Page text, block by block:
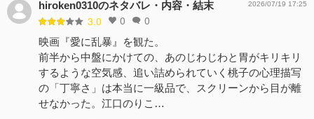
hiroken0310のネタバレ・内容・結末
3.0 0 0
2026/07/19 17:25
映画『愛に乱暴』を観た。
前半から中盤にかけての、あのじわじわと胃がキリキリ
するような空気感、追い詰められていく桃子の心理描写
の「丁寧さ」は本当に一級品で、スクリーンから目が離
せなかった。江口のりこ…